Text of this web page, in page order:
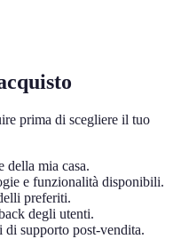
prima di scegliere il tuo
della mia casa.
e funzionalità disponibili.
preferiti.
degli utenti.
supporto post-vendita.